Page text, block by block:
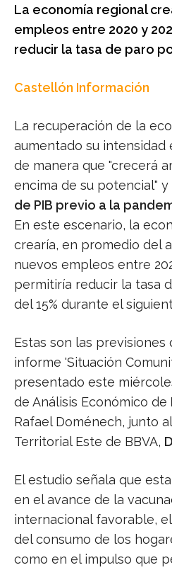
La economía regional
empleos entre 2020 y
reducir la tasa de paro
Castellón Información
La recuperación de la
aumentado su intensidad
de manera que "crecerá
encima de su potencial"
de PIB previo a la
En este escenario, la
crearía, en promedio del
nuevos empleos entre
permitiría reducir la tasa
del 15% durante el
Estas son las
informe 'Situación
presentado este
de Análisis Económico de
Rafael Doménech, junto
Territorial Este de BBVA,
El estudio señala que
en el avance de la
internacional favorable,
del consumo de los
como en el impulso que